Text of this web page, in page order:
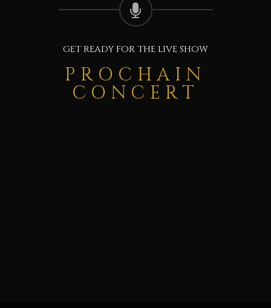
GET READY FOR THE LIVE SHOW
PROCHAIN
CONCERT